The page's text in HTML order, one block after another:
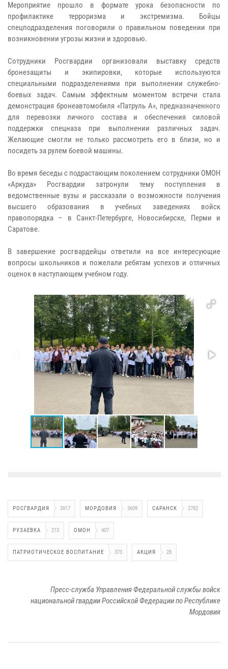
Мероприятие прошло в формате урока безопасности по
профилактике терроризма и экстремизма. Бойцы
спецподразделения поговорили о правильном поведении при
возникновении угрозы жизни и здоровью.
Сотрудники Росгвардии организовали выставку средств
бронезащиты и экипировки, которые используются
специальными подразделениями при выполнении служебно-
боевых задач. Самым эффектным моментом встречи стала
демонстрация бронеавтомобиля «Патруль А», предназначенного
для перевозки личного состава и обеспечения силовой
поддержки спецназа при выполнении различных задач.
Желающие смогли не только рассмотреть его в близи, но и
посидеть за рулем боевой машины.
Во время беседы с подрастающим поколением сотрудники ОМОН
«Аркуда» Росгвардии затронули тему поступления в
ведомственные вузы и рассказали о возможности получения
высшего образования в учебных заведениях войск
правопорядка – в Санкт-Петербурге, Новосибирске, Перми и
Саратове.
В завершение росгвардейцы ответили на все интересующие
вопросы школьников и пожелали ребятам успехов и отличных
оценок в наступающем учебном году.
РОСГВАРДИЯ 3917 МОРДОВИЯ 3609 САРАНСК 2782
РУЗАЕВКА 213 ОМОН 407
ПАТРИОТИЧЕСКОЕ ВОСПИТАНИЕ 373 АКЦИЯ 28
Пресс-служба Управления Федеральной службы войск
национальной гвардии Российской Федерации по Республике
Мордовия